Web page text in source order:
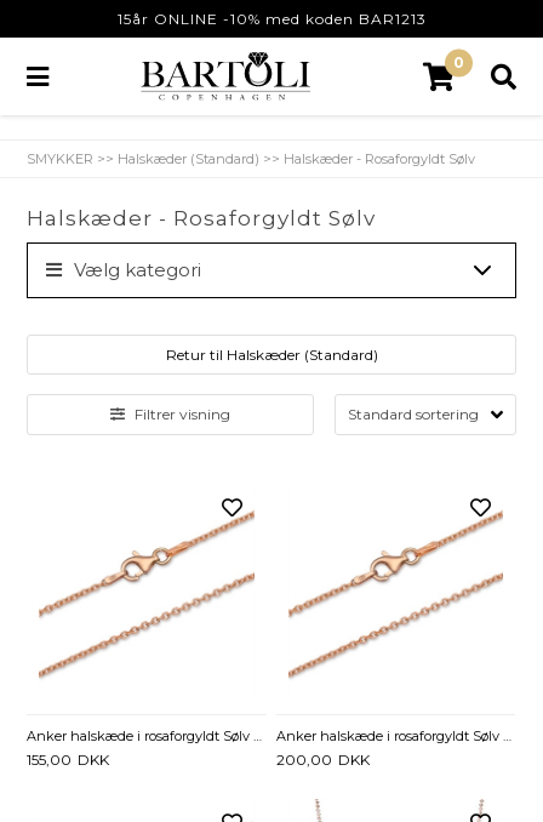
15år ONLINE -10% med koden BAR1213
0
SMYKKER >> Halskæder (Standard) >> Halskæder - Rosaforgyldt Sølv
Halskæder - Rosaforgyldt Sølv
Vælg kategori
Filtrer visning
Retur til Halskæder (Standard)
Anker halskæde i rosaforgyldt Sølv - 1,2 mm fra 40 cm
155,00 DKK
Anker halskæde i rosaforgyldt Sølv - 1,5 mm fra 40 cm
200,00 DKK